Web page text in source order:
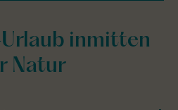
inmitten
Natur